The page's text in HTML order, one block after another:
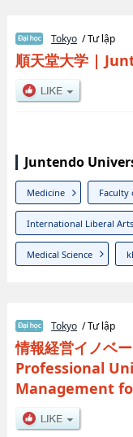
Tokyo / Tư lập
順天堂大学|
Juntendo
Medicine Faculty
International Liberal Arts
Medical Science
Tokyo / Tư lập
情報経営イノベ
Professional
Management